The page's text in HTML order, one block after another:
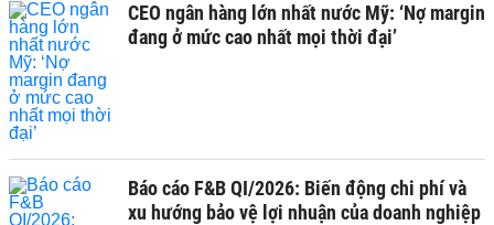
CEO ngân hàng lớn nhất nước Mỹ: ‘Nợ margin
đang ở mức cao nhất mọi thời đại’
Báo cáo F&B QI/2026: Biến động chi phí và
xu hướng bảo vệ lợi nhuận của doanh nghiệp